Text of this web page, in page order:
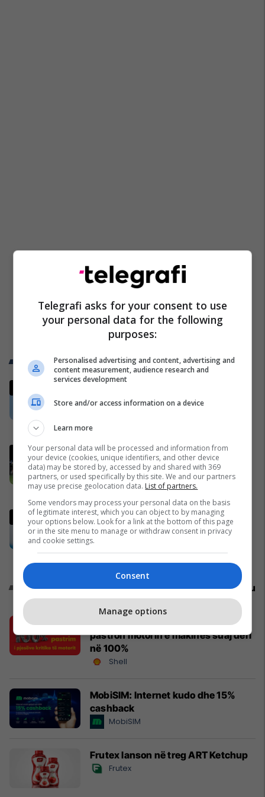
Trend Telegrafi
Aeroplani më i ri luftarak i
Gjermanisë u ngrit për herë të
Evropa
Gjashtë yjet e Argjentinës
rrezikojnë pezullimin nga FIFA për
finalen e Botërorit
Përfaqësueset
Legjenda e Spanjës befason: Lë
jashtë Messin dhe zgjedh
argjentinasin më të mirë në botë
Përfaqësueset
Promo Reklamo këtu
pastron motorin e makinës suaj deri
në 100%
Shell
MobiSIM: Internet kudo dhe 15%
cashback
MobiSIM
Frutex lanson në treg ART Ketchup
Frutex
Telegrafi asks for your consent to use
your personal data for the following
purposes:
Personalised advertising and content, advertising and
content measurement, audience research and
services development
Store and/or access information on a device
Learn more
Your personal data will be processed and information from
your device (cookies, unique identifiers, and other device
data) may be stored by, accessed by and shared with 369
partners, or used specifically by this site. We and our partners
may use precise geolocation data. List of partners.
Some vendors may process your personal data on the basis
of legitimate interest, which you can object to by managing
your options below. Look for a link at the bottom of this page
or in the site menu to manage or withdraw consent in privacy
and cookie settings.
Consent
Manage options